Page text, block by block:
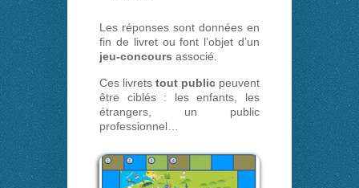
Les réponses sont données en
fin de livret ou font l’objet d’un
jeu-concours associé.
Ces livrets tout public peuvent
être ciblés : les enfants, les
étrangers, un public
professionnel…